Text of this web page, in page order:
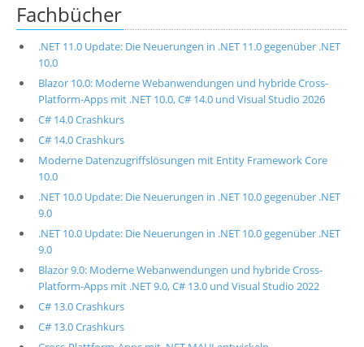
Fachbücher
.NET 11.0 Update: Die Neuerungen in .NET 11.0 gegenüber .NET
10.0
Blazor 10.0: Moderne Webanwendungen und hybride Cross-
Platform-Apps mit .NET 10.0, C# 14.0 und Visual Studio 2026
C# 14.0 Crashkurs
C# 14.0 Crashkurs
Moderne Datenzugriffslösungen mit Entity Framework Core
10.0
.NET 10.0 Update: Die Neuerungen in .NET 10.0 gegenüber .NET
9.0
.NET 10.0 Update: Die Neuerungen in .NET 10.0 gegenüber .NET
9.0
Blazor 9.0: Moderne Webanwendungen und hybride Cross-
Platform-Apps mit .NET 9.0, C# 13.0 und Visual Studio 2022
C# 13.0 Crashkurs
C# 13.0 Crashkurs